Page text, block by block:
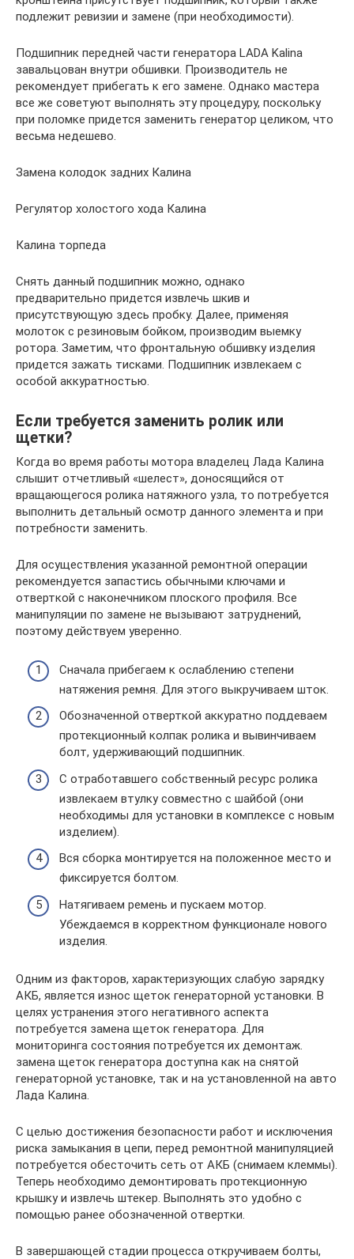
подлежит ревизии и замене (при необходимости).
Подшипник передней части генератора LADA Kalina
завальцован внутри обшивки. Производитель не
рекомендует прибегать к его замене. Однако мастера
все же советуют выполнять эту процедуру, поскольку
при поломке придется заменить генератор целиком, что
весьма недешево.
Замена колодок задних Калина
Регулятор холостого хода Калина
Калина торпеда
Снять данный подшипник можно, однако
предварительно придется извлечь шкив и
присутствующую здесь пробку. Далее, применяя
молоток с резиновым бойком, производим выемку
ротора. Заметим, что фронтальную обшивку изделия
придется зажать тисками. Подшипник извлекаем с
особой аккуратностью.
Если требуется заменить ролик или
щетки?
Когда во время работы мотора владелец Лада Калина
слышит отчетливый «шелест», доносящийся от
вращающегося ролика натяжного узла, то потребуется
выполнить детальный осмотр данного элемента и при
потребности заменить.
Для осуществления указанной ремонтной операции
рекомендуется запастись обычными ключами и
отверткой с наконечником плоского профиля. Все
манипуляции по замене не вызывают затруднений,
поэтому действуем уверенно.
Сначала прибегаем к ослаблению степени
натяжения ремня. Для этого выкручиваем шток.
Обозначенной отверткой аккуратно поддеваем
протекционный колпак ролика и вывинчиваем
болт, удерживающий подшипник.
С отработавшего собственный ресурс ролика
извлекаем втулку совместно с шайбой (они
необходимы для установки в комплексе с новым
изделием).
Вся сборка монтируется на положенное место и
фиксируется болтом.
Натягиваем ремень и пускаем мотор.
Убеждаемся в корректном функционале нового
изделия.
Одним из факторов, характеризующих слабую зарядку
АКБ, является износ щеток генераторной установки. В
целях устранения этого негативного аспекта
потребуется замена щеток генератора. Для
мониторинга состояния потребуется их демонтаж.
замена щеток генератора доступна как на снятой
генераторной установке, так и на установленной на авто
Лада Калина.
С целью достижения безопасности работ и исключения
риска замыкания в цепи, перед ремонтной манипуляцией
потребуется обесточить сеть от АКБ (снимаем клеммы).
Теперь необходимо демонтировать протекционную
крышку и извлечь штекер. Выполнять это удобно с
помощью ранее обозначенной отвертки.
В завершающей стадии процесса откручиваем болты,